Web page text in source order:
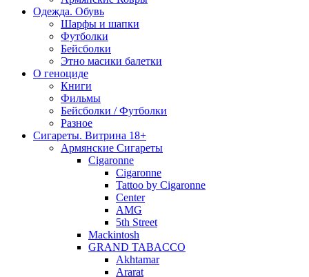
Одежда. Обувь
Шарфы и шапки
Футболки
Бейсболки
Этно масики балетки
О геноциде
Книги
Фильмы
Бейсболки / Футболки
Разное
Сигареты. Витрина 18+
Армянские Сигареты
Cigaronne
Cigaronne
Tattoo by Cigaronne
Center
AMG
5th Street
Mackintosh
GRAND TABACCO
Akhtamar
Ararat